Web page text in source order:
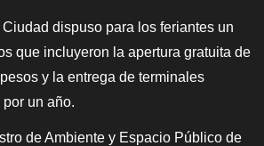
dispuso para los feriantes un
que incluyeron la apertura gratuita de
y la entrega de terminales
un año.
de Ambiente y Espacio Público de